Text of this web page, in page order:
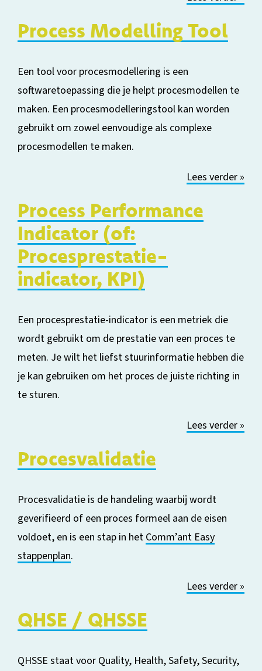
Process ModellingTool
Een tool voor procesmodellering is een
softwaretoepassing die je helpt procesmodellen te
maken. Een procesmodelleringstool kan worden
gebruikt om zowel eenvoudige als complexe
procesmodellen te maken.
Lees verder »
Process Performance
Indicator (of:
Procesprestatie-
indicator, KPI)
Een procesprestatie-indicator is een metriek die
wordt gebruikt om de prestatie van een proces te
meten. Je wilt het liefststuurinformatie hebben die
je kan gebruiken om het proces de juiste richting in
te sturen.
Lees verder »
Procesvalidatie
Procesvalidatie is de handeling waarbij wordt
geverifieerd of een proces formeel aan de eisen
voldoet, en is een stap in het Comm’ant Easy
stappenplan.
Lees verder »
QHSE / QHSSE
QHSSE staat voor Quality, Health, Safety, Security,